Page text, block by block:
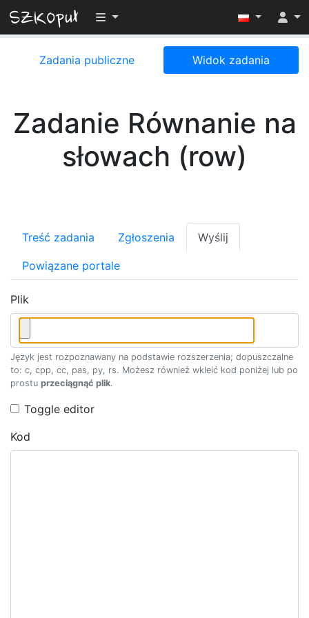
Przełącz widoczność menu
Zadania publiczne Widok zadania
Zadanie Równanie na
słowach (row)
Treść zadania Zgłoszenia Wyślij
Powiązane portale
Plik
Język jest rozpoznawany na podstawie rozszerzenia; dopuszczalne
to: c, cpp, cc, pas, py, rs. Możesz również wkleić kod poniżej lub po
prostu przeciągnąć plik.
Toggle editor
Kod